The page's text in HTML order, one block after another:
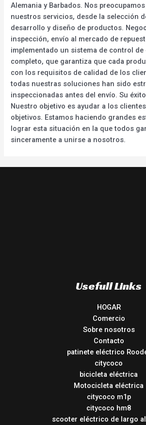
Alemania y Barbados. Nos
nuestros servicios, desde la selección
desarrollo y diseño de productos.
inspección, envío al mercado de
implementado un sistema de control
completo, que garantiza que cada
con los requisitos de calidad de los
todas nuestras soluciones han sido
inspeccionadas antes del envío. Su
Nuestro objetivo es ayudar a los
objetivos. Estamos haciendo grandes
lograr esta situación en la que todos
sinceramente a unirse a nosotros.
Usefull Links
HOGAR
Comercio
Sobre nosotros
Contacto
patinete eléctrico
citycoco
bicicleta eléctrica
Motocicleta eléctrica
citycoco m1p
citycoco hm8
scooter eléctrico de largo